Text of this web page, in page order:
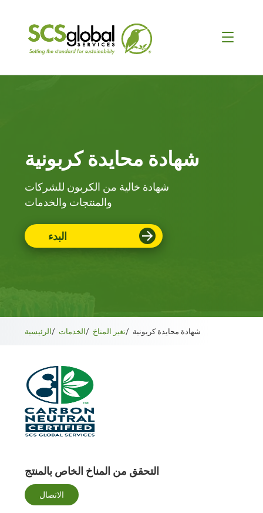
شهادة محايدة كربونية
شهادة خالية من الكربون للشركات
والمنتجات والخدمات
البدء
الرئيسية/ الخدمات/ تغير المناخ/ شهادة محايدة كربونية
التحقق من المناخ الخاص بالمنتج
الاتصال